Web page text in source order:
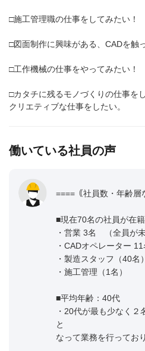
□施工管理職の仕事をしてみたい！
□図面制作に興味がある、CADを触
□工作機械の仕事をやってみたい！
□カタチに残るモノづくりの仕事を
クリエティブな仕事をしたい。
働いている社員の声
====｟社員数・年齢層
■現在70名の社員が在
・営業 3名 （全員が
・CADオペレーター
・製造スタッフ（40名）
・施工管理（1名）
■平均年齢：40代
・20代が最も少なく
と
なって業務を行ってお